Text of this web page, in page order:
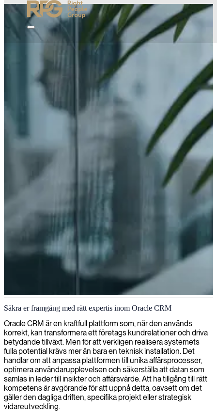
Oracle CRM hantering och implementering
Vi levererar skickliga Oracle CRM-specialister som kan lyfta er
kundrelationshantering, optimera säljprocesser och säkerställa
smidig integration med befintliga affärssystem.
Säkra er framgång med rätt expertis inom Oracle CRM
Oracle CRM är en kraftfull plattform som, när den används
korrekt, kan transformera ett företags kundrelationer och driva
betydande tillväxt. Men för att verkligen realisera systemets
fulla potential krävs mer än bara en teknisk installation. Det
handlar om att anpassa plattformen till unika affärsprocesser,
optimera användarupplevelsen och säkerställa att datan som
samlas in leder till insikter och affärsvärde. Att ha tillgång till rätt
kompetens är avgörande för att uppnå detta, oavsett om det
gäller den dagliga driften, specifika projekt eller strategisk
vidareutveckling.